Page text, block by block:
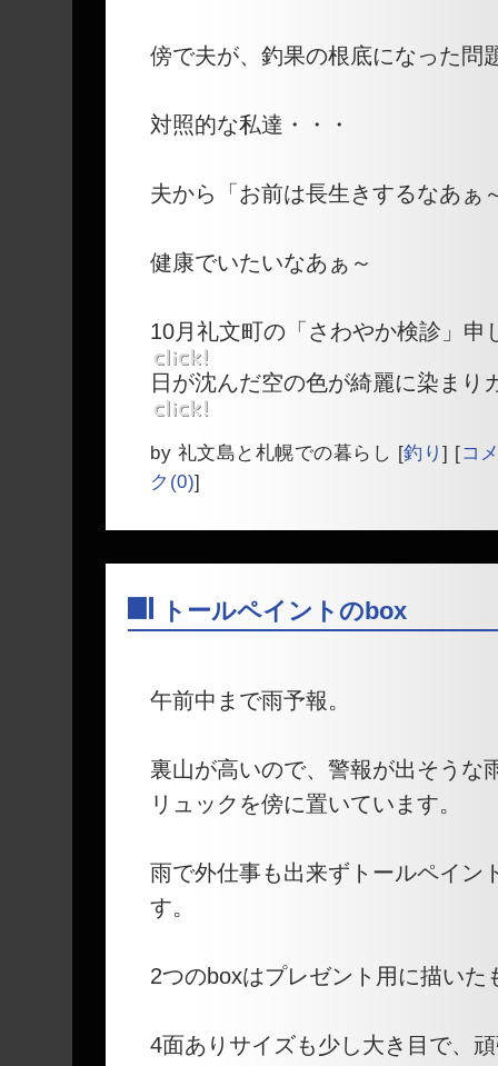
傍で夫が、釣果の根底になった問
対照的な私達・・・
夫から「お前は長生きするなあぁ
健康でいたいなあぁ～
10月礼文町の「さわやか検診」申
日が沈んだ空の色が綺麗に染まり
by 礼文島と札幌での暮らし [釣り ] [コ
ク(0)]
トールペイントのbox
午前中まで雨予報。
裏山が高いので、警報が出そうな
リュックを傍に置いています。
雨で外仕事も出来ずトールペイン
す。
2つのboxはプレゼント用に描いた
4面ありサイズも少し大き目で、